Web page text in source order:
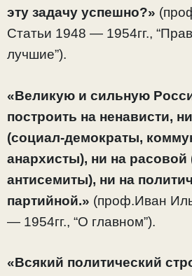
эту задачу успешно?»
Статьи 1948 — 1954гг.,
лучшие”).
«Великую и сильную
построить на ненависти,
(социал-демократы,
анархисты), ни на расовой
антисемиты), ни на
партийной.» (проф.Иван
— 1954гг., “О главном”).
«Всякий политический